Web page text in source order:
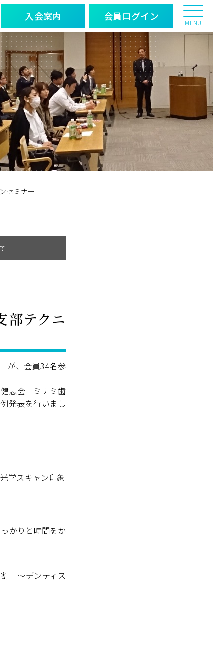
入会案内 会員ログイン MENU
セミナー
部テクニ
が、会員34名参
健志会 ミナミ歯
発表を行いまし
学スキャン印象
かりと時間をか
〜デンティス